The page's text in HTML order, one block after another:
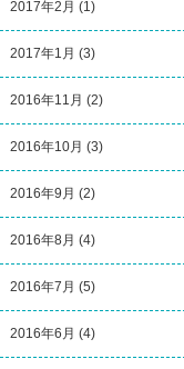
2017年2月 (1)
2017年1月 (3)
2016年11月 (2)
2016年10月 (3)
2016年9月 (2)
2016年8月 (4)
2016年7月 (5)
2016年6月 (4)